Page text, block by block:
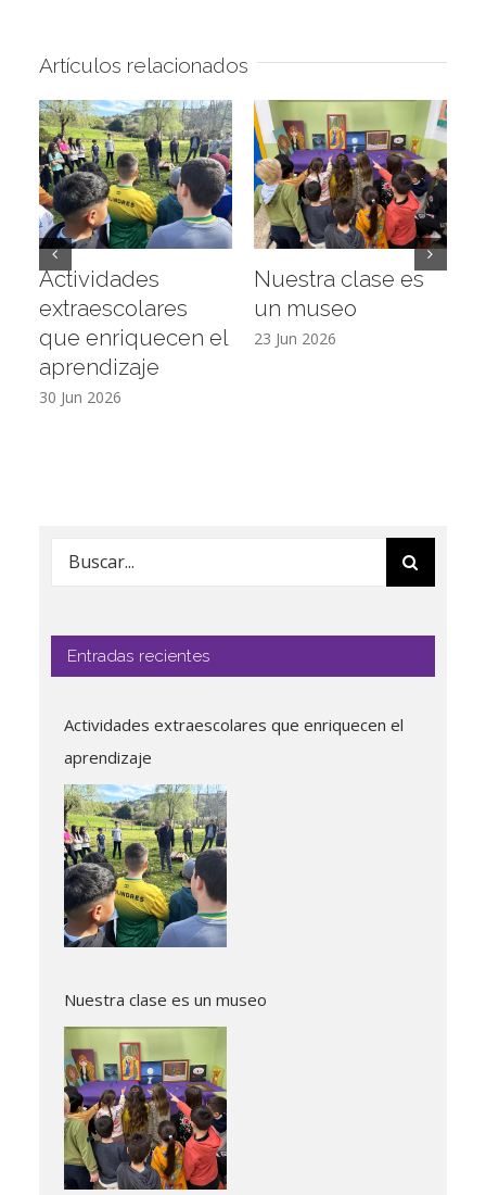
Artículos relacionados
Actividades
extraescolares
que enriquecen el
aprendizaje
30 Jun 2026
Nuestra clase es
un museo
23 Jun 2026
Buscar:
Entradas recientes
Actividades extraescolares que enriquecen el
aprendizaje
Nuestra clase es un museo